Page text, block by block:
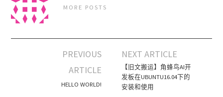
MORE POSTS
Post navigation
PREVIOUS
ARTICLE
HELLO WORLD!
NEXT ARTICLE
【旧文搬运】角蜂鸟AI开
发板在UBUNTU16.04下的
安装和使用